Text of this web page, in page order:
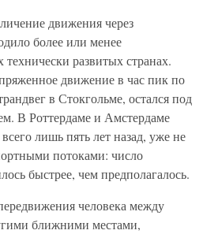
движения через
более или менее
развитых странах.
движение в час пик по
в Стокгольме, остался под
В Роттердаме и Амстердаме
лишь пять лет назад, уже не
потоками: число
быстрее, чем предполагалось.
человека между
ближними местами,